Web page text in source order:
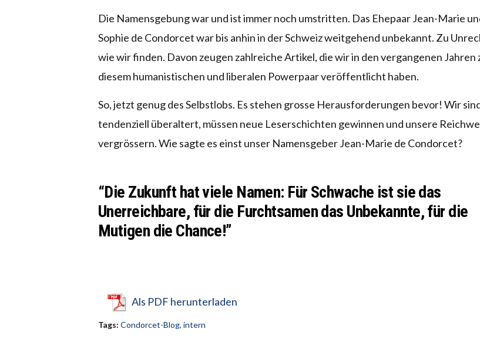
Die Namensgebung war und ist immer noch umstritten. Das Ehepaar Jean-Marie
Sophie de Condorcet war bis anhin in der Schweiz weitgehend unbekannt. Zu
wie wir finden. Davon zeugen zahlreiche Artikel, die wir in den vergangenen Jahren
diesem humanistischen und liberalen Powerpaar veröffentlicht haben.
So, jetzt genug des Selbstlobs. Es stehen grosse Herausforderungen bevor! Wir
tendenziell überaltert, müssen neue Leserschichten gewinnen und unsere
vergrössern. Wie sagte es einst unser Namensgeber Jean-Marie de Condorcet?
“Die Zukunft hat viele Namen: Für Schwache ist sie das
Unerreichbare, für die Furchtsamen das Unbekannte, für die
Mutigen die Chance!”
Als PDF herunterladen
Tags: Condorcet-Blog, intern